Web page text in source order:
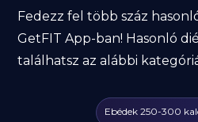
Fedezz fel több száz
GetFIT App-ban! Hasonló
találhatsz az alábbi
Ebédek 250-300